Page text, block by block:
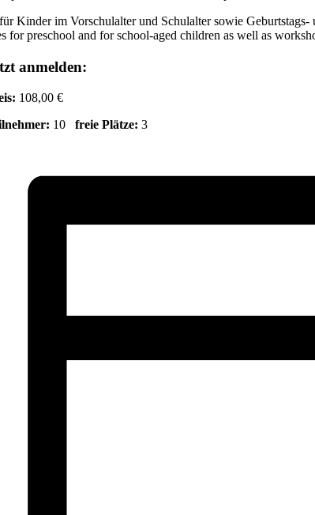
Kinder im Vorschulalter und Schulalter sowie Geburtstags-
for preschool and for school-aged children as well as
anmelden:
108,00 €
10freie Plätze: 3